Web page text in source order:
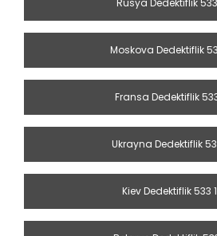
Rusya Dedektiflik
Moskova Dedektiflik
Fransa Dedektiflik
Ukrayna Dedektiflik
Kiev Dedektiflik 533